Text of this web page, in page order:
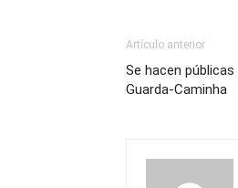
Artículo anterior
Se hacen
Guarda-Caminha